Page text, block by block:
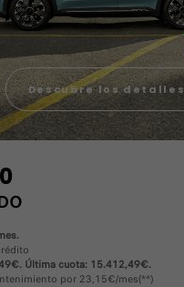
Descubre los detalles
Última cuota: 15.412,49€.
por 23,15€/mes(**)